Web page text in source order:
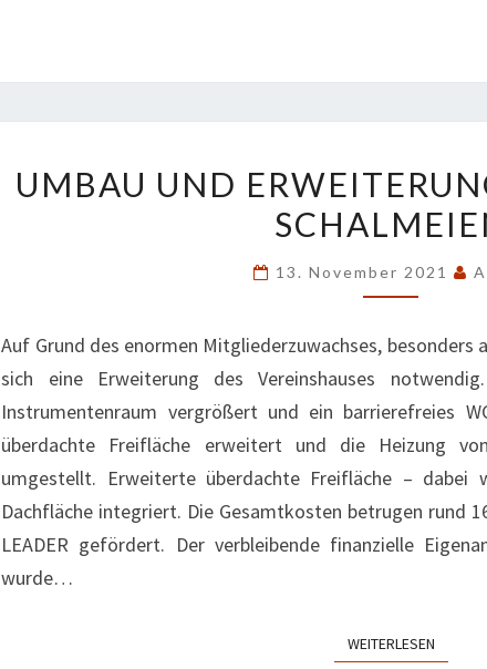
UND
UMBAU UND
13. November 2021
Auf Grund des enormen Mitgliederzuwachses, besonders
sich eine Erweiterung des Vereinshauses
Instrumentenraum vergrößert und ein barrierefreies
überdachte Freifläche erweitert und die Heizung
umgestellt. Erweiterte überdachte Freifläche – dabei
Dachfläche integriert. Die Gesamtkosten betrugen rund
LEADER gefördert. Der verbleibende finanzielle
wurde…
WEITERLESEN